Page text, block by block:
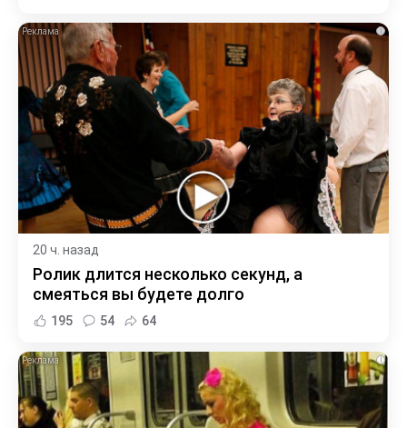
i
20 ч. назад
Ролик длится несколько секунд, а
смеяться вы будете долго
195 54 64
i